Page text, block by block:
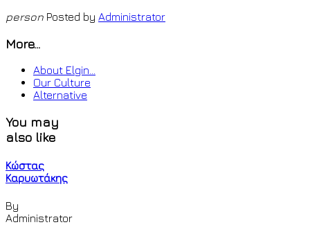
person Posted by Administrator
More...
About Elgin...
Our Culture
Alternative
You may
also like
Κώστας
Καρυωτάκης
By
Administrator